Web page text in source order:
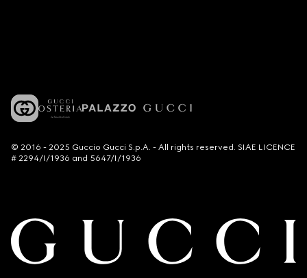
© 2016 - 2025 Guccio Gucci S.p.A. - All rights reserved. SIAE LICENCE
# 2294/I/1936 and 5647/I/1936